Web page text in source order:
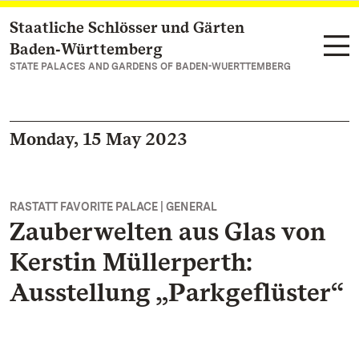
Navigate to main page
Staatliche Schlösser und Gärten
Baden‑Württemberg
STATE PALACES AND GARDENS OF BADEN-WUERTTEMBERG
Monday, 15 May 2023
RASTATT FAVORITE PALACE | GENERAL
Zauberwelten aus Glas von
Kerstin Müllerperth:
Ausstellung „Parkgeflüster“